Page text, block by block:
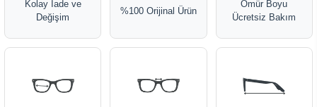
Kolay İade ve
Değişim
%100 Orijinal Ürün
Ömür Boyu
Ücretsiz Bakım